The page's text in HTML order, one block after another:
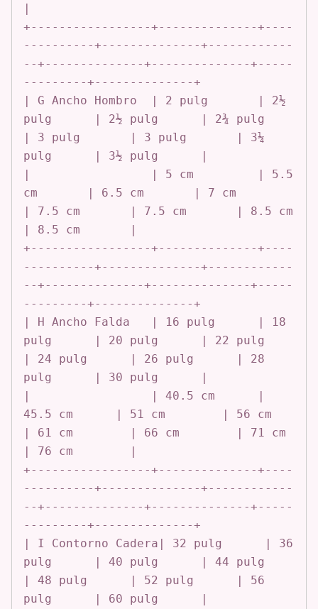
|
+-----------------+--------------+----
----------+--------------+------------
--+--------------+--------------+-----
---------+--------------+
| G Ancho Hombro  | 2 pulg       | 2½
pulg      | 2½ pulg      | 2¾ pulg
| 3 pulg       | 3 pulg       | 3¼
pulg      | 3½ pulg      |
|                 | 5 cm         | 5.5
cm       | 6.5 cm       | 7 cm
| 7.5 cm       | 7.5 cm       | 8.5 cm
| 8.5 cm       |
+-----------------+--------------+----
----------+--------------+------------
--+--------------+--------------+-----
---------+--------------+
| H Ancho Falda   | 16 pulg      | 18
pulg      | 20 pulg      | 22 pulg
| 24 pulg      | 26 pulg      | 28
pulg      | 30 pulg      |
|                 | 40.5 cm      |
45.5 cm      | 51 cm        | 56 cm
| 61 cm        | 66 cm        | 71 cm
| 76 cm        |
+-----------------+--------------+----
----------+--------------+------------
--+--------------+--------------+-----
---------+--------------+
| I Contorno Cadera| 32 pulg      | 36
pulg      | 40 pulg      | 44 pulg
| 48 pulg      | 52 pulg      | 56
pulg      | 60 pulg      |